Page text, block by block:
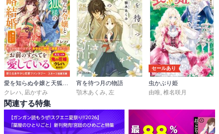
クレハ 凪かすみ
宵を待つ月の物語
顎木あくみ 左
セールあり
虫かぶり姫
由唯 椎名咲月
関連する特集